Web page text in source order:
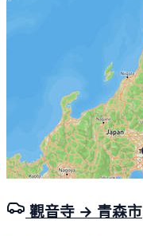
觀音寺 → 青森市